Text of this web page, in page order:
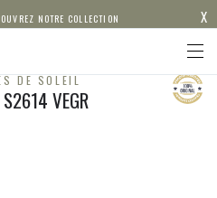
NOTRE COLLECTION X
DE SOLEIL
S2614 VEGR